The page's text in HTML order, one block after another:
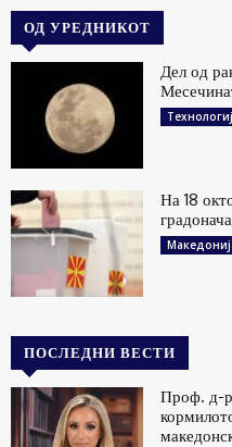
ОД УРЕДНИКОТ
Дел од
На 18
ПОСЛЕДНИ ВЕСТИ
Проф. д-р